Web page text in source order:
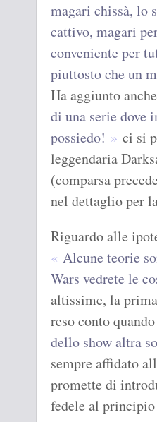
magari chissà, lo
cattivo, magari
conveniente per
piuttosto che un
Ha aggiunto anche
di una serie dove
possiedo!
ci si
leggendaria
(comparsa
nel dettaglio per
Riguardo alle
Alcune teorie
Wars vedrete le
altissime, la
reso conto
dello show altra
sempre affidato
promette di
fedele al